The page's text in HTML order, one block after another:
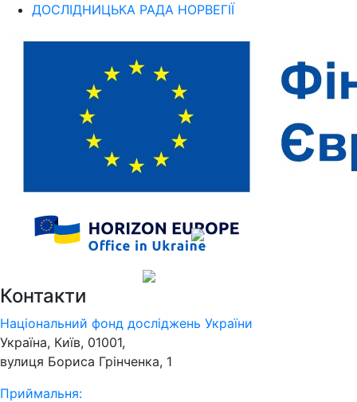
ДОСЛІДНИЦЬКА РАДА НОРВЕГІЇ
Контакти
Національний фонд досліджень України
Україна, Київ, 01001,
вулиця Бориса Грінченка, 1
Приймальня: